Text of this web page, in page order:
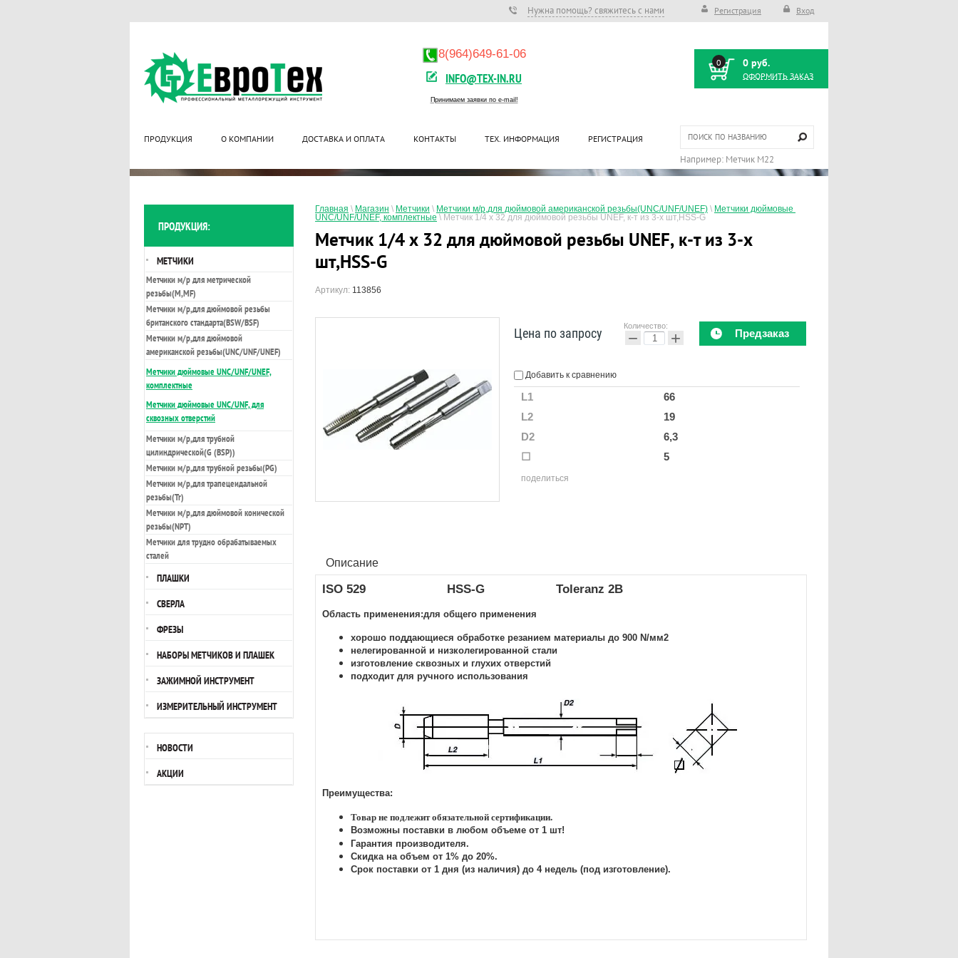
Регистрация Вход
Нужна помощь? свяжитесь с нами
0 0 руб.
ОФОРМИТЬ ЗАКАЗ
8(964)649-61-06
INFO@TEX-IN.RU
Принимаем заявки по e-mail!
ПРОДУКЦИЯ О КОМПАНИИ ДОСТАВКА И ОПЛАТА КОНТАКТЫ ТЕХ. ИНФОРМАЦИЯ РЕГИСТРАЦИЯ
Главная \ Магазин \ Метчики \ Метчики м/р,для дюймовой американской резьбы(UNC/UNF/UNEF) \ Метчики дюймовые
UNC/UNF/UNEF, комплектные \ Метчик 1/4 x 32 для дюймовой резьбы UNEF, к-т из 3-х шт,HSS-G
Метчик 1/4 x 32 для дюймовой резьбы UNEF, к-т из 3-х
шт,HSS-G
Артикул: 113856
Цена по запросу Количество:
− + Предзаказ
Добавить к сравнению
L1
66
L2
19
D2
6,3
☐
5
поделиться
Описание
ISO 529 HSS-G Toleranz 2B
Область применения:для общего применения
хорошо поддающиеся обработке резанием материалы до 900 N/мм2
нелегированной и низколегированной стали
изготовление сквозных и глухих отверстий
подходит для ручного использования
Преимущества:
Товар не подлежит обязательной сертификации.
Возможны поставки в любом объеме от 1 шт!
Гарантия производителя.
Скидка на объем от 1% до 20%.
Срок поставки от 1 дня (из наличия) до 4 недель (под изготовление).
ПРОДУКЦИЯ:
МЕТЧИКИ
Метчики м/р для метрической
резьбы(М,MF)
Метчики м/р,для дюймовой резьбы
британского стандарта(BSW/BSF)
Метчики м/р,для дюймовой
американской резьбы(UNC/UNF/UNEF)
Метчики дюймовые UNC/UNF/UNEF,
комплектные
Метчики дюймовые UNC/UNF, для
сквозных отверстий
Метчики м/р,для трубной
цилиндрической(G (BSP))
Метчики м/р,для трубной резьбы(PG)
Метчики м/р,для трапецеидальной
резьбы(Tr)
Метчики м/р,для дюймовой конической
резьбы(NPT)
Метчики для трудно обрабатываемых
сталей
ПЛАШКИ
СВЕРЛА
ФРЕЗЫ
НАБОРЫ МЕТЧИКОВ И ПЛАШЕК
ЗАЖИМНОЙ ИНСТРУМЕНТ
ИЗМЕРИТЕЛЬНЫЙ ИНСТРУМЕНТ
НОВОСТИ
АКЦИИ